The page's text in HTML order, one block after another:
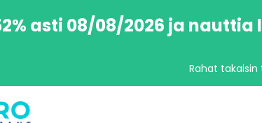
asti 08/08/2026 ja
Rahat